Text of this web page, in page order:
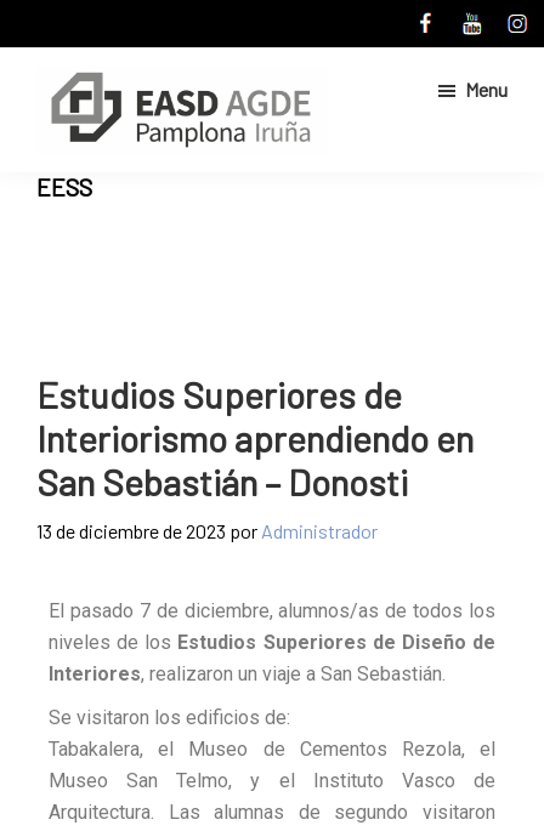
to
content
to
Escuela
de
Sitio
y
Superior
de
Diseño
de
Menu
EESS
Estudios Superiores de
Interiorismo aprendiendo en
San Sebastián – Donosti
13 de diciembre de 2023 por Administrador
El pasado 7 de diciembre, alumnos/as de todos los
niveles de los Estudios Superiores de Diseño de
Interiores, realizaron un viaje a San Sebastián.
Se visitaron los edificios de:
Tabakalera, el Museo de Cementos Rezola, el
Museo San Telmo, y el Instituto Vasco de
Arquitectura. Las alumnas de segundo visitaron